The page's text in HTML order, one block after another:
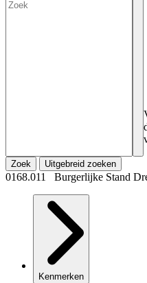
Zoek Uitgebreid zoeken
0168.011 Burgerlijke Stand
Kenmerken